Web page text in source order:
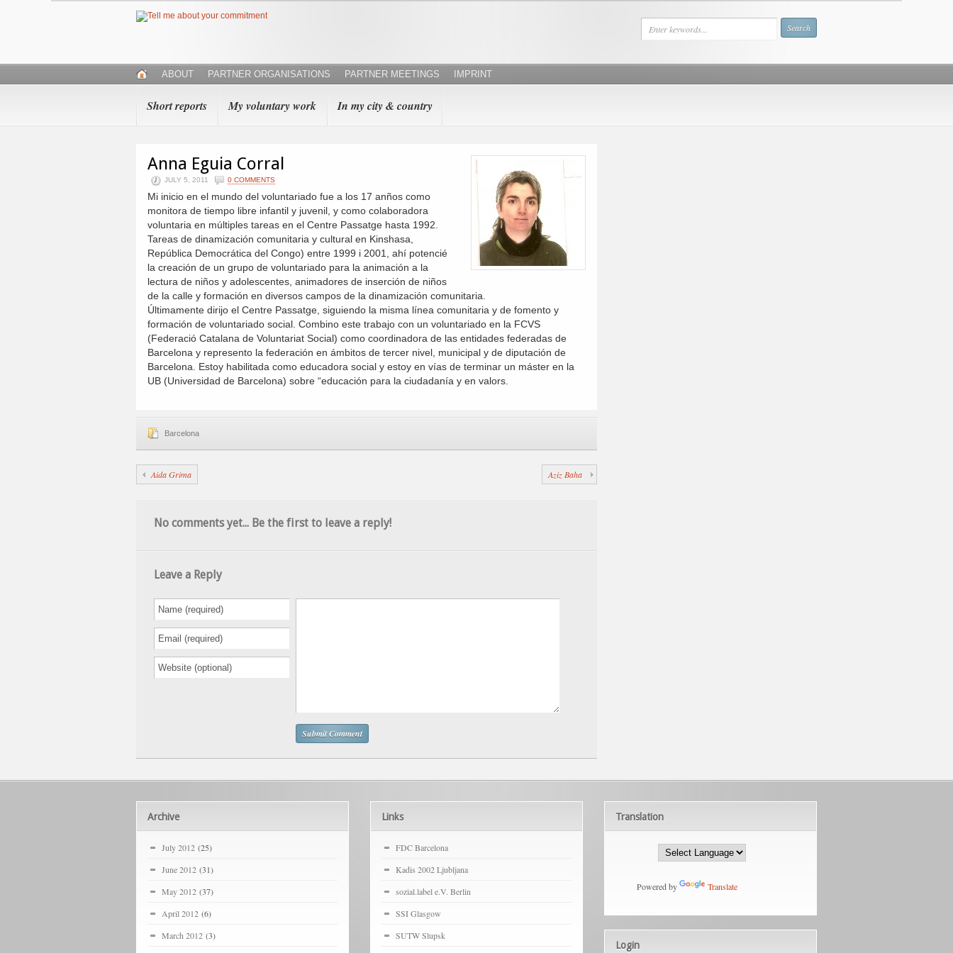
ABOUT PARTNER ORGANISATIONS PARTNER MEETINGS IMPRINT
Short reports My voluntary work In my city & country
Anna Eguia Corral
JULY 5, 2011 0 COMMENTS
Mi inicio en el mundo del voluntariado fue a los 17 anños como
monitora de tiempo libre infantil y juvenil, y como colaboradora
voluntaria en múltiples tareas en el Centre Passatge hasta 1992.
Tareas de dinamización comunitaria y cultural en Kinshasa,
República Democrática del Congo) entre 1999 i 2001, ahí potencié
la creación de un grupo de voluntariado para la animación a la
lectura de niños y adolescentes, animadores de inserción de niños
de la calle y formación en diversos campos de la dinamización comunitaria.
Últimamente dirijo el Centre Passatge, siguiendo la misma línea comunitaria y de fomento y
formación de voluntariado social. Combino este trabajo con un voluntariado en la FCVS
(Federació Catalana de Voluntariat Social) como coordinadora de las entidades federadas de
Barcelona y represento la federación en ámbitos de tercer nivel, municipal y de diputación de
Barcelona. Estoy habilitada como educadora social y estoy en vías de terminar un máster en la
UB (Universidad de Barcelona) sobre “educación para la ciudadanía y en valors.
Barcelona
Aida Grima Aziz Baha
No comments yet... Be the first to leave a reply!
Leave a Reply
Archive
July 2012 (25)
June 2012 (31)
May 2012 (37)
April 2012 (6)
March 2012 (3)
Links
FDC Barcelona
Kadis 2002 Ljubljana
sozial.label e.V. Berlin
SSI Glasgow
SUTW Slupsk
Translation
Powered by Translate
Login